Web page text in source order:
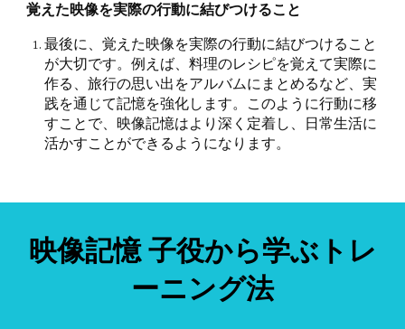
覚えた映像を実際の行動に結びつけること
最後に、覚えた映像を実際の行動に結びつけること
が大切です。例えば、料理のレシピを覚えて実際に
作る、旅行の思い出をアルバムにまとめるなど、実
践を通じて記憶を強化します。このように行動に移
すことで、映像記憶はより深く定着し、日常生活に
活かすことができるようになります。
映像記憶子役から学ぶトレ
ーニング法